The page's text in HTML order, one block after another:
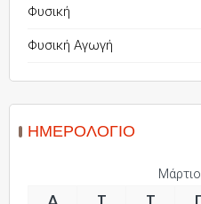
Φυσική
Φυσική Αγωγή
ΗΜΕΡΟΛΌΓΙΟ
Δ
Τ Τ